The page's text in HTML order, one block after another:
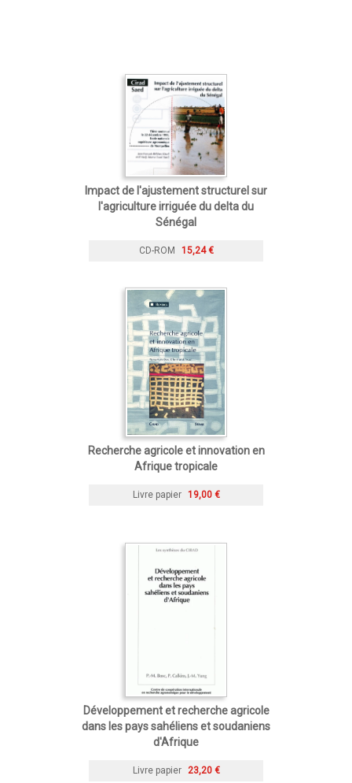
Impact de l'ajustement structurel sur
l'agriculture irriguée du delta du
Sénégal
CD-ROM 15,24 €
Recherche agricole et innovation en
Afrique tropicale
Livre papier 19,00 €
Développement et recherche agricole
dans les pays sahéliens et soudaniens
d'Afrique
Livre papier 23,20 €